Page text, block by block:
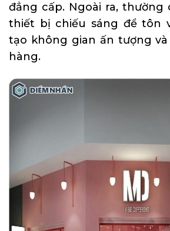
đẳng cấp. Ngoài ra, thường
thiết bị chiếu sáng để tôn
tạo không gian ấn tượng
hàng.